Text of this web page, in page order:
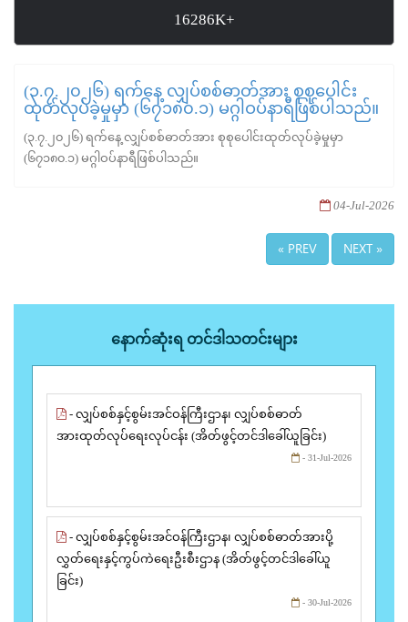
16286K+
(၃.၇.၂၀၂၆) ရက်နေ့ လျှပ်စစ်ဓာတ်အား စုစုပေါင်း
ထုတ်လုပ်ခဲ့မှုမှာ (၆၇၁၈၀.၁) မဂ္ဂါဝပ်နာရီဖြစ်ပါသည်။
(၃.၇.၂၀၂၆) ရက်နေ့ လျှပ်စစ်ဓာတ်အား စုစုပေါင်းထုတ်လုပ်ခဲ့မှုမှာ
(၆၇၁၈၀.၁) မဂ္ဂါဝပ်နာရီဖြစ်ပါသည်။
04-Jul-2026
« PREV NEXT »
နောက်ဆုံးရ တင်ဒါသတင်းများ
- လျှပ်စစ်နှင့်စွမ်းအင်ဝန်ကြီးဌာန၊ လျှပ်စစ်ဓာတ်
အားထုတ်လုပ်ရေးလုပ်ငန်း (အိတ်ဖွင့်တင်ဒါခေါ်ယူခြင်း)
- 31-Jul-2026
- လျှပ်စစ်နှင့်စွမ်းအင်ဝန်ကြီးဌာန၊ လျှပ်စစ်ဓာတ်အားပို့
လွှတ်ရေးနှင့်ကွပ်ကဲရေးဦးစီးဌာန (အိတ်ဖွင့်တင်ဒါခေါ်ယူ
ခြင်း)
- 30-Jul-2026